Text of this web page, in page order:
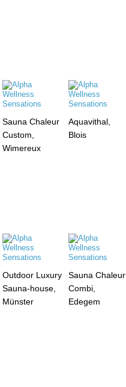
Sauna Chaleur
Custom,
Wimereux
Aquavithal,
Blois
Outdoor Luxury
Sauna-house,
Münster
Sauna Chaleur
Combi,
Edegem